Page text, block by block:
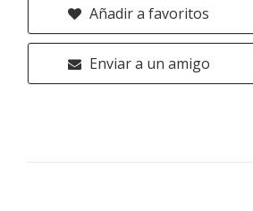
Añadir a favoritos
Enviar a un amigo